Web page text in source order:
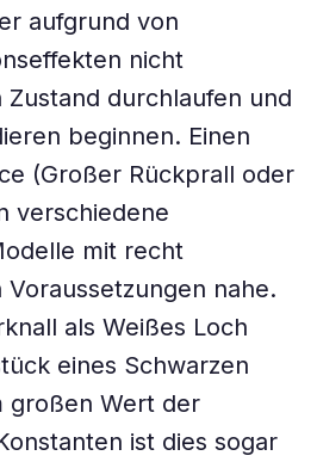
aufgrund von
nicht
durchlaufen und
beginnen. Einen
(Großer Rückprall oder
verschiedene
mit recht
nahe.
als Weißes Loch
eines Schwarzen
großen Wert der
ist dies sogar